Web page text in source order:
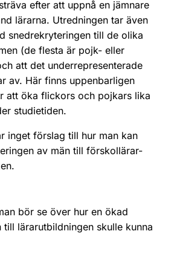
efter att uppnå en jämnare
lärarna. Utredningen tar även
snedrekryteringen till de olika
(de flesta är pojk- eller
att det underrepresenterade
av. Här finns uppenbarligen
att öka flickors och pojkars lika
studietiden.
inget förslag till hur man kan
av män till förskollärar-
bör se över hur en ökad
lärarutbildningen skulle kunna